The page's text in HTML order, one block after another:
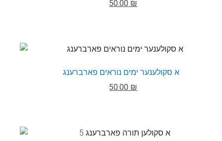
50.00 ₪
א סקולענער ימים נוראים פארברענג
50.00 ₪